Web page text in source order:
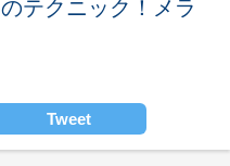
テクニック！メラ
Tweet